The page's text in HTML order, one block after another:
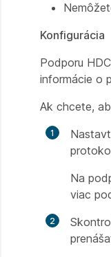
Konfigurácia
Podporu
informácie o
Ak chcete,
Na
viac